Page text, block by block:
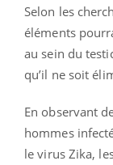
Selon les
éléments
au sein du
qu’il ne soit
En observant
hommes
le virus Zika,